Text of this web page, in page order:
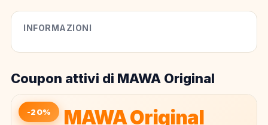
INFORMAZIONI
Coupon attivi di MAWA Original
MAWA Original
-20%